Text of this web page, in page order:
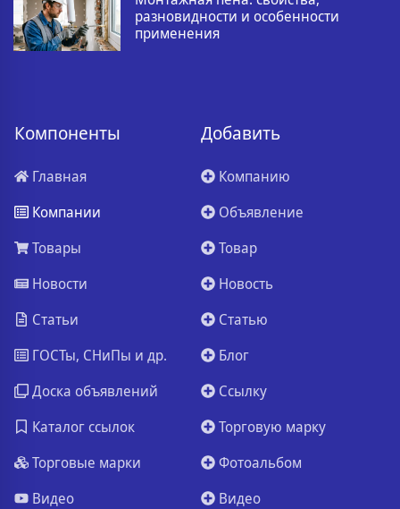
разновидности и особенности
применения
Компоненты
Главная
Компании
Товары
Новости
Статьи
ГОСТы, СНиПы и др.
Доска объявлений
Каталог ссылок
Торговые марки
Видео
Добавить
Компанию
Объявление
Товар
Новость
Статью
Блог
Ссылку
Торговую марку
Фотоальбом
Видео